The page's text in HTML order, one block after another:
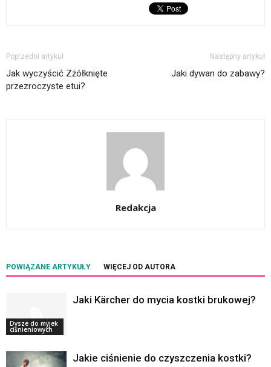
Poprzedni artykuł
Jak wyczyścić Zżółknięte
przezroczyste etui?
Następny artykuł
Jaki dywan do zabawy?
Redakcja
POWIĄZANE ARTYKUŁY WIĘCEJ OD AUTORA
Dysze do myjek
ciśnieniowych
Jaki Kärcher do mycia kostki brukowej?
Jakie ciśnienie do czyszczenia kostki?